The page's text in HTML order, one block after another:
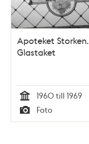
Apoteket Storken.
Glastaket
Tid
1960 till 1969
Typ
Foto